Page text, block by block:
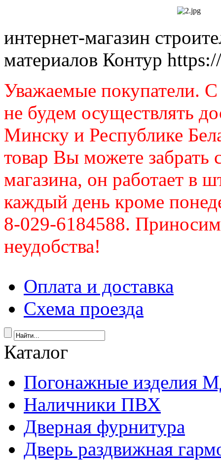
интернет-магазин
материалов Контур
Уважаемые покупатели.
не будем осуществлять
Минску и Республике
товар Вы можете забрать
магазина, он работает в
каждый день кроме
8-029-6184588. Приносим
неудобства!
Оплата и доставка
Схема проезда
Каталог
Погонажные изделия
Наличники ПВХ
Дверная фурнитура
Дверь раздвижная